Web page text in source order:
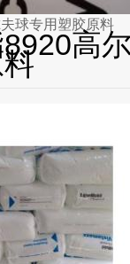
球专用塑胶原料
高